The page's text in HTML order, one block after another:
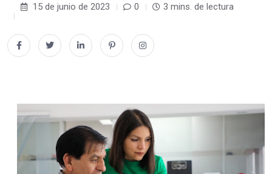
15 de junio de 2023 0 3 mins. de lectura